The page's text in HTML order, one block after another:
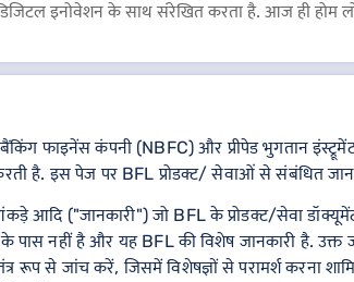
इनोवेशन के साथ संरेखित करता है. आज ही होम
फाइनेंस कंपनी (NBFC) और प्रीपेड भुगतान
है. इस पेज पर BFL प्रोडक्ट/ सेवाओं से संबंधित
आदि ("जानकारी") जो BFL के प्रोडक्ट/सेवा
के पास नहीं है और यह BFL की विशेष जानकारी है.
रूप से जांच करें, जिसमें विशेषज्ञों से परामर्श करना